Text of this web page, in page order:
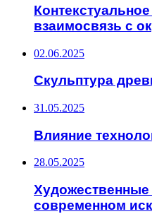
взаимосвязь с
02.06.2025
Скульптура
31.05.2025
Влияние
28.05.2025
Художественные
современном